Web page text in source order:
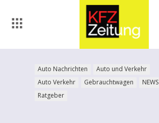
Auto Nachrichten
Auto und Verkehr
Auto Verkehr
Gebrauchtwagen
NEWS
Ratgeber